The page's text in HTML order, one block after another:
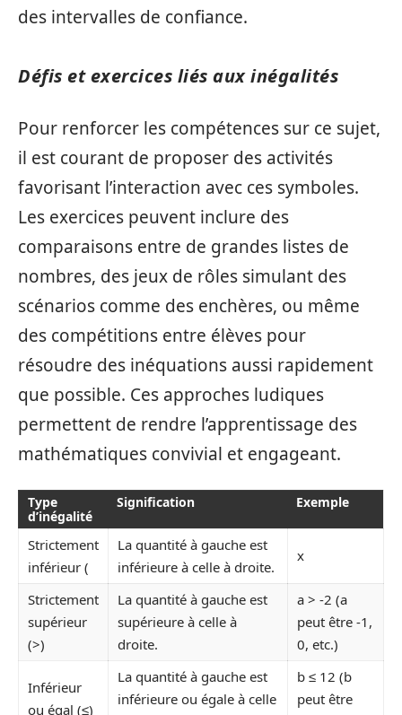
des intervalles de confiance.
Défis et exercices liés aux inégalités
Pour renforcer les compétences sur ce sujet,
il est courant de proposer des activités
favorisant l’interaction avec ces symboles.
Les exercices peuvent inclure des
comparaisons entre de grandes listes de
nombres, des jeux de rôles simulant des
scénarios comme des enchères, ou même
des compétitions entre élèves pour
résoudre des inéquations aussi rapidement
que possible. Ces approches ludiques
permettent de rendre l’apprentissage des
mathématiques convivial et engageant.
Type
d’inégalité
Signification Exemple
Strictement
inférieur (
La quantité à gauche est
inférieure à celle à droite.
x
Strictement
supérieur
(>)
La quantité à gauche est
supérieure à celle à
droite.
a > -2 (a
peut être -1,
0, etc.)
Inférieur
ou égal (≤)
La quantité à gauche est
inférieure ou égale à celle
b ≤ 12 (b
peut être